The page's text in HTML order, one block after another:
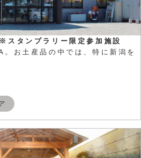
タンプラリー限定参加施設
。お土産品の中では、特に新潟を